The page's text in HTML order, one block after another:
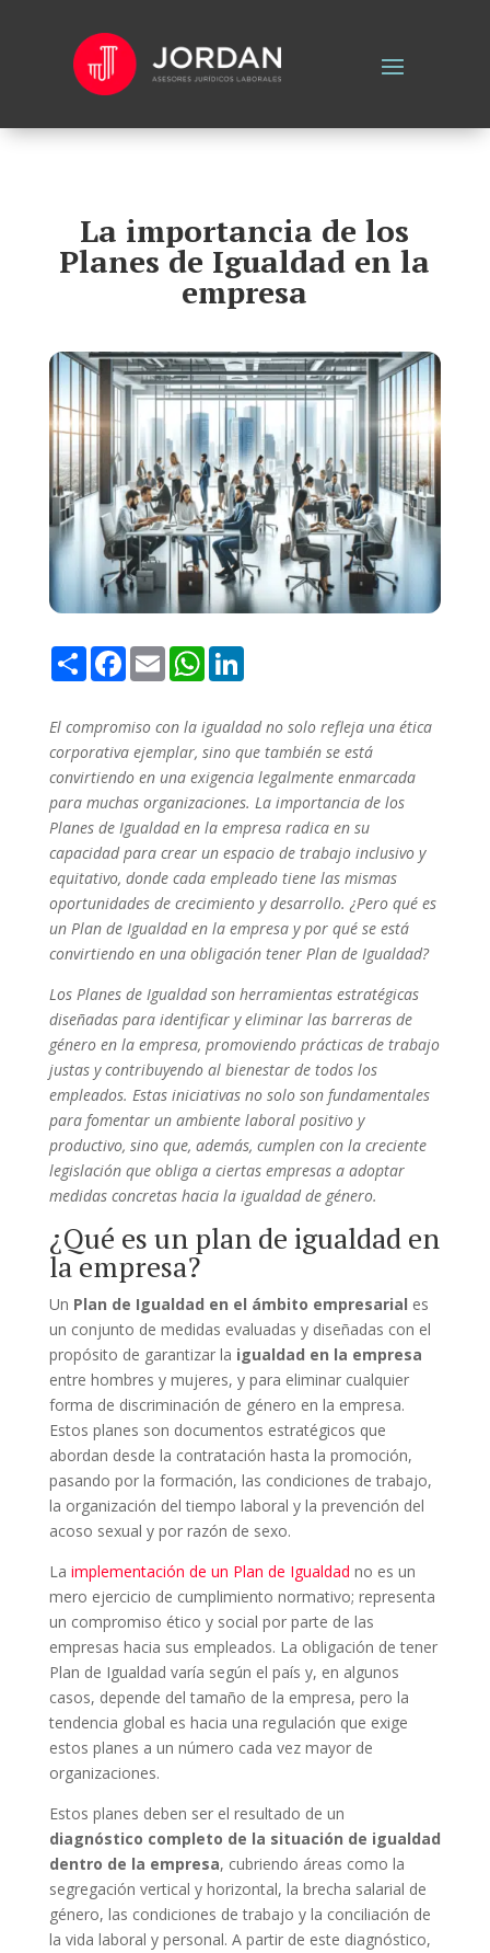
La importancia de los
Planes de Igualdad en la
empresa
ShareFacebook
Email WhatsAppLinkedIn
El compromiso con la igualdad no solo refleja una ética
corporativa ejemplar, sino que también se está
convirtiendo en una exigencia legalmente enmarcada
para muchas organizaciones. La importancia de los
Planes de Igualdad en la empresa radica en su
capacidad para crear un espacio de trabajo inclusivo y
equitativo, donde cada empleado tiene las mismas
oportunidades de crecimiento y desarrollo. ¿Pero qué es
un Plan de Igualdad en la empresa y por qué se está
convirtiendo en una obligación tener Plan de Igualdad?
Los Planes de Igualdad son herramientas estratégicas
diseñadas para identificar y eliminar las barreras de
género en la empresa, promoviendo prácticas de trabajo
justas y contribuyendo al bienestar de todos los
empleados. Estas iniciativas no solo son fundamentales
para fomentar un ambiente laboral positivo y
productivo, sino que, además, cumplen con la creciente
legislación que obliga a ciertas empresas a adoptar
medidas concretas hacia la igualdad de género.
¿Qué es un plan de igualdad en
la empresa?
Un Plan de Igualdad en el ámbito empresarial es
un conjunto de medidas evaluadas y diseñadas con el
propósito de garantizar la igualdad en la empresa
entre hombres y mujeres, y para eliminar cualquier
forma de discriminación de género en la empresa.
Estos planes son documentos estratégicos que
abordan desde la contratación hasta la promoción,
pasando por la formación, las condiciones de trabajo,
la organización del tiempo laboral y la prevención del
acoso sexual y por razón de sexo.
La implementación de un Plan de Igualdad no es un
mero ejercicio de cumplimiento normativo; representa
un compromiso ético y social por parte de las
empresas hacia sus empleados. La obligación de tener
Plan de Igualdad varía según el país y, en algunos
casos, depende del tamaño de la empresa, pero la
tendencia global es hacia una regulación que exige
estos planes a un número cada vez mayor de
organizaciones.
Estos planes deben ser el resultado de un
diagnóstico completo de la situación de igualdad
dentro de la empresa, cubriendo áreas como la
segregación vertical y horizontal, la brecha salarial de
género, las condiciones de trabajo y la conciliación de
la vida laboral y personal. A partir de este diagnóstico,